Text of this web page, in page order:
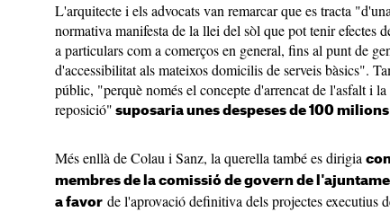
L'arquitecte i els advocats van remarcar que es tracta
normativa manifesta de la llei del sòl que pot tenir efectes
a particulars com a comerços en general, fins al punt de
d'accessibilitat als mateixos domicilis de serveis bàsics".
públic, "perquè només el concepte d'arrencat de l'asfalt i la
reposició" suposaria unes despeses de 100
Més enllà de Colau i Sanz, la querella també es dirigia
membres de la comissió de govern de
a favor de l'aprovació definitiva dels projectes executius